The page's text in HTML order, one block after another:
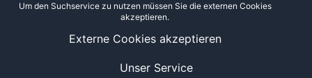
Unser Service
Um den Suchservice zu nutzen müssen Sie die externen Cookies
akzeptieren.
Externe Cookies akzeptieren